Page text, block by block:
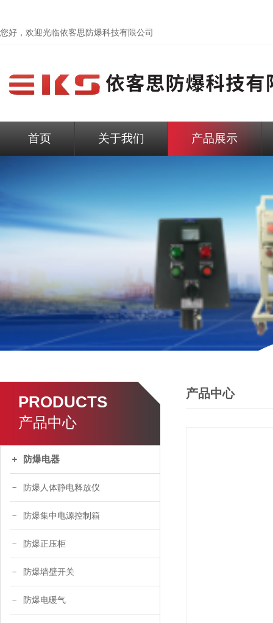
您好，欢迎光临依客思防爆科技有限公司
首页 关于我们 产品展示
PRODUCTS
产品中心
防爆电器
防爆人体静电释放仪
防爆集中电源控制箱
防爆正压柜
防爆墙壁开关
防爆电暖气
产品中心